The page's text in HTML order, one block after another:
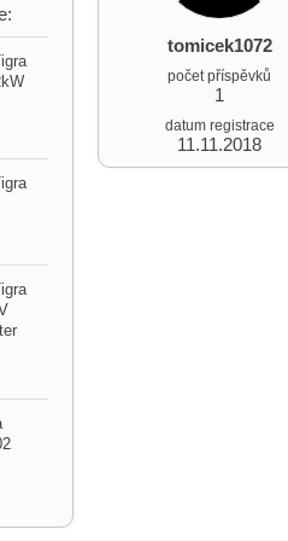
tomicek1072
počet příspěvků
1
datum registrace
11.11.2018